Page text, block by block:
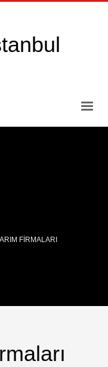
FIRMALARI